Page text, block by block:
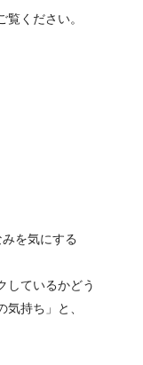
ください。
を気にする
しているかどう
持ち」と、